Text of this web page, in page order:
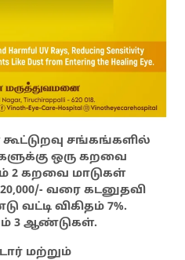
சங்கங்களில்
ஒரு கறவை
2 கறவை மாடுகள்
வரை கடனுதவி
வட்டி விகிதம் 7%.
3 ஆண்டுகள்.
மற்றும்